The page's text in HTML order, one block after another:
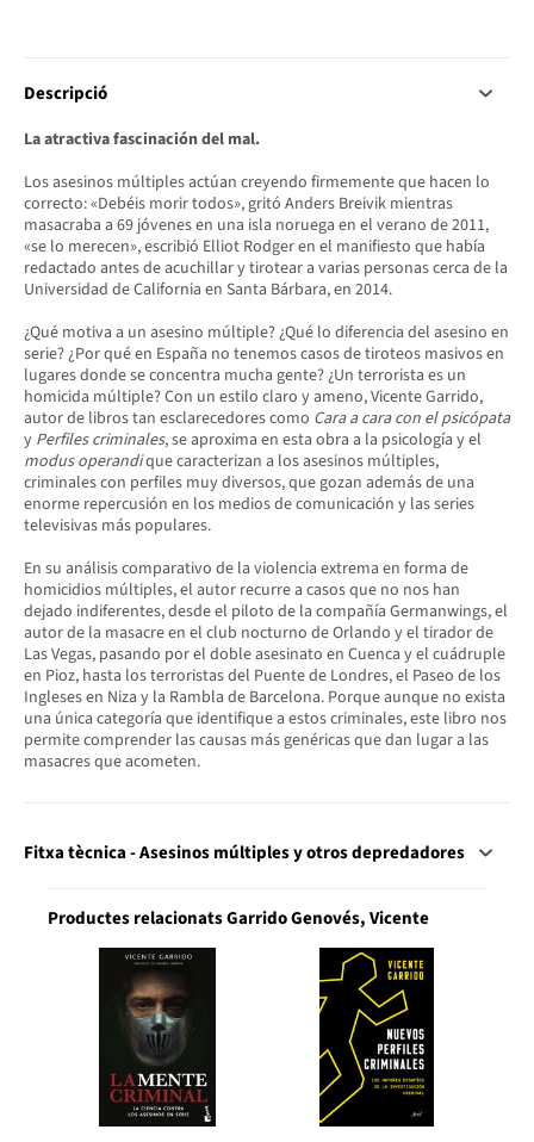
Descripció
La atractiva fascinación del mal.
Los asesinos múltiples actúan creyendo firmemente que hacen lo
correcto: «Debéis morir todos», gritó Anders Breivik mientras
masacraba a 69 jóvenes en una isla noruega en el verano de 2011,
«se lo merecen», escribió Elliot Rodger en el manifiesto que había
redactado antes de acuchillar y tirotear a varias personas cerca de la
Universidad de California en Santa Bárbara, en 2014.
¿Qué motiva a un asesino múltiple? ¿Qué lo diferencia del asesino en
serie? ¿Por qué en España no tenemos casos de tiroteos masivos en
lugares donde se concentra mucha gente? ¿Un terrorista es un
homicida múltiple? Con un estilo claro y ameno, Vicente Garrido,
autor de libros tan esclarecedores como Cara a cara con el psicópata
y Perfiles criminales, se aproxima en esta obra a la psicología y el
modus operandique caracterizan a los asesinos múltiples,
criminales con perfiles muy diversos, que gozan además de una
enorme repercusión en los medios de comunicación y las series
televisivas más populares.
En su análisis comparativo de la violencia extrema en forma de
homicidios múltiples, el autor recurre a casos que no nos han
dejado indiferentes, desde el piloto de la compañía Germanwings, el
autor de la masacre en el club nocturno de Orlando y el tirador de
Las Vegas, pasando por el doble asesinato en Cuenca y el cuádruple
en Pioz, hasta los terroristas del Puente de Londres, el Paseo de los
Ingleses en Niza y la Rambla de Barcelona. Porque aunque no exista
una única categoría que identifique a estos criminales, este libro nos
permite comprender las causas más genéricas que dan lugar a las
masacres que acometen.
Fitxa tècnica - Asesinos múltiples y otros depredadores
Productes relacionats Garrido Genovés, Vicente